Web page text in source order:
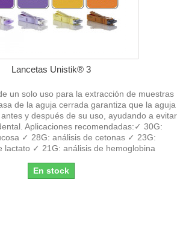
Lancetas Unistik® 3
un solo uso para la extracción de muestras
de la aguja cerrada garantiza que la aguja
y después de su uso, ayudando a evitar
Aplicaciones recomendadas:✓ 30G:
✓ 28G: análisis de cetonas ✓ 23G:
lactato ✓ 21G: análisis de hemoglobina
En stock